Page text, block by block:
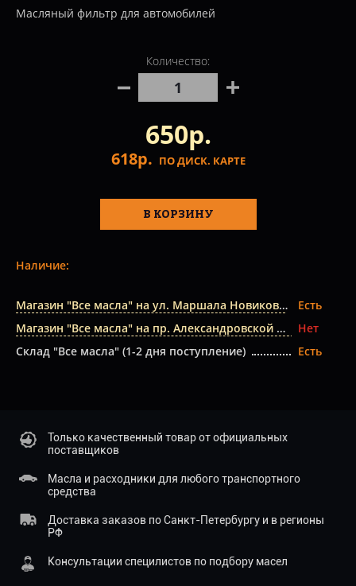
Масляный фильтр для автомобилей
Количество:
650р.
618р. ПО ДИСК. КАРТЕ
В КОРЗИНУ
Наличие:
Магазин "Все масла" на ул. Маршала Новикова
Есть
Магазин "Все масла" на пр. Александровской Фермы
Нет
Склад "Все масла" (1-2 дня поступление)
Есть
Только качественный товар от официальных
поставщиков
Масла и расходники для любого транспортного
средства
Доставка заказов по Санкт-Петербургу и в регионы
РФ
Консультации специлистов по подбору масел